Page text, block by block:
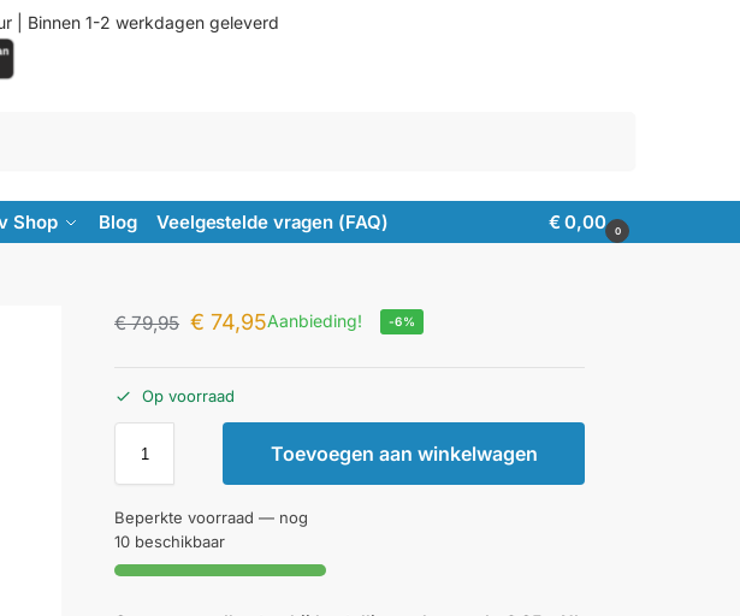
| Binnen 1-2 werkdagen geleverd
Shop Blog Veelgestelde vragen (FAQ) €0,00 0
Aanbieding!
€79,95 € 74,95 -6%
Op voorraad
Toevoegen aan winkelwagen
Beperkte voorraad — nog
10 beschikbaar